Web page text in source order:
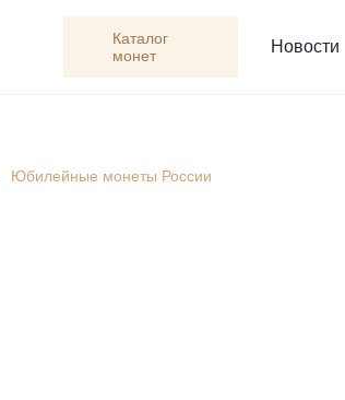
Каталог
монет
Новости
Юбилейные монеты России